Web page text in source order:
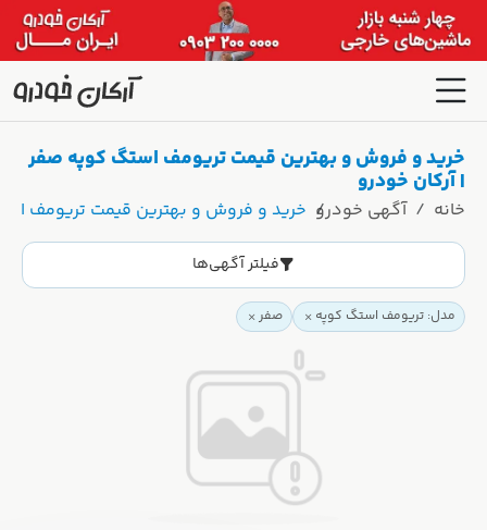
خرید و فروش و بهترین قیمت تریومف استگ کوپه صفر
| آرکان خودرو
خانه آگهی خودرو خرید و فروش و بهترین قیمت تریومف
فیلتر آگهی‌ها
مدل: تریومف استگ کوپه صفر